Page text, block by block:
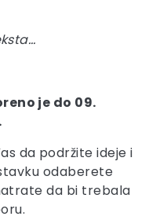
je do 09.
da podržite ideje i
odaberete
da bi trebala